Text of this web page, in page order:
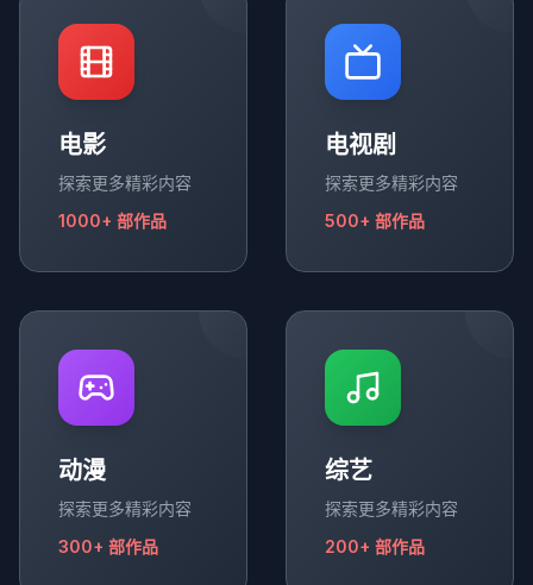
电影
探索更多精彩内容
1000+ 部作品
电视剧
探索更多精彩内容
500+ 部作品
动漫
探索更多精彩内容
300+ 部作品
综艺
探索更多精彩内容
200+ 部作品